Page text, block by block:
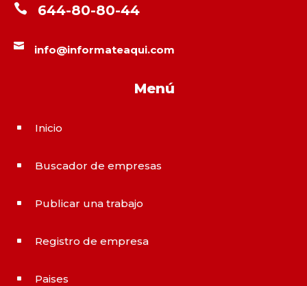
 644-80-80-44
 info@informateaqui.com
Menú
^ Inicio
^ Buscador de empresas
^ Publicar una trabajo
^ Registro de empresa
^ Paises